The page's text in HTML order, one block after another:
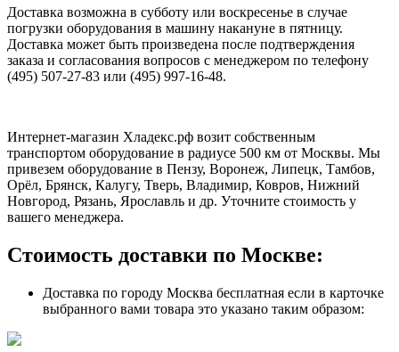
Доставка возможна в субботу или воскресенье в случае
погрузки оборудования в машину накануне в пятницу.
Доставка может быть произведена после подтверждения
заказа и согласования вопросов с менеджером по телефону
(495) 507-27-83 или (495) 997-16-48.
Интернет-магазин Хладекс.рф возит собственным
транспортом оборудование в радиусе 500 км от Москвы. Мы
привезем оборудование в Пензу, Воронеж, Липецк, Тамбов,
Орёл, Брянск, Калугу, Тверь, Владимир, Ковров, Нижний
Новгород, Рязань, Ярославль и др. Уточните стоимость у
вашего менеджера.
Стоимость доставки по Москве:
Доставка по городу Москва бесплатная если в карточке
выбранного вами товара это указано таким образом: